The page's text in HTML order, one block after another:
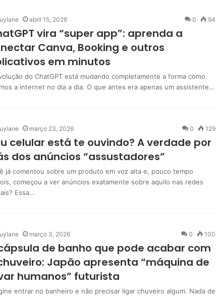
abril 15, 2026 0 94
vira “super app”: aprenda a
Canva, Booking e outros
em minutos
do ChatGPT está mudando completamente a forma como
a internet no dia a dia. O que antes era apenas um assistente…
março 23, 2026 0 129
celular está te ouvindo? A verdade por
dos anúncios “assustadores”
já comentou sobre um produto em voz alta e, pouco tempo
começou a ver anúncios exatamente sobre aquilo nas redes
Essa…
março 3, 2026 0 100
de banho que pode acabar com
Japão apresenta “máquina de
humanos” futurista
entrar no banheiro e não precisar ligar chuveiro algum. Nada de